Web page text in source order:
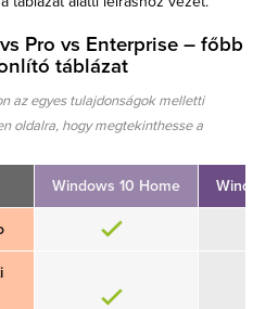
Pro vs Enterprise – főbb
táblázat
az egyes tulajdonságok melletti
oldalra, hogy megtekinthesse a
Windows 10 Home